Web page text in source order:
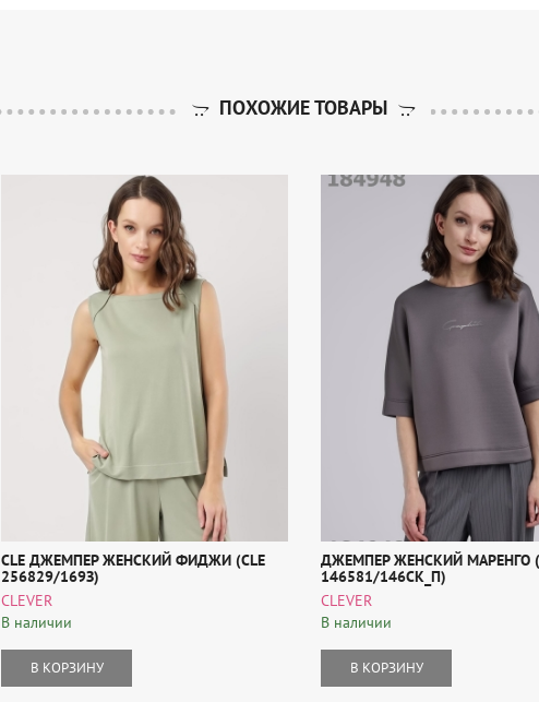
ПОХОЖИЕ ТОВАРЫ
CLE ДЖЕМПЕР ЖЕНСКИЙ ФИДЖИ (CLE
256829/169З)
CLEVER
В наличии
В КОРЗИНУ
ДЖЕМПЕР ЖЕНСКИЙ МАРЕНГО
146581/146СК_П)
CLEVER
В наличии
В КОРЗИНУ